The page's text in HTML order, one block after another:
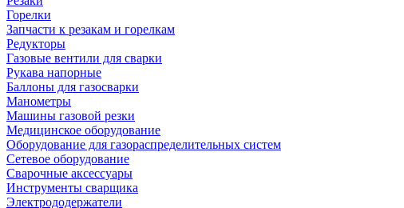
Горелки
Запчасти к резакам и горелкам
Редукторы
Газовые вентили для сварки
Рукава напорные
Баллоны для газосварки
Манометры
Машины газовой резки
Медицинское оборудование
Оборудование для газораспределительных систем
Сетевое оборудование
Сварочные аксессуары
Инструменты сварщика
Электрододержатели